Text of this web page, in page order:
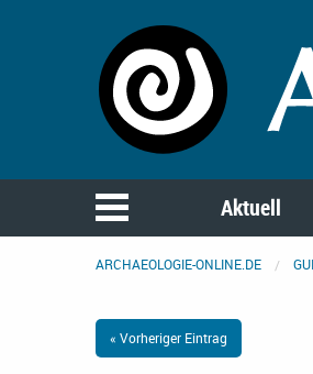
Aktuell
ARCHAEOLOGIE-ONLINE.DE
« Vorheriger Eintrag